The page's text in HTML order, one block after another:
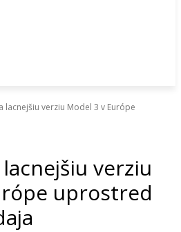
lacnejšiu verziu Model 3 v Európe
verziu
uprostred